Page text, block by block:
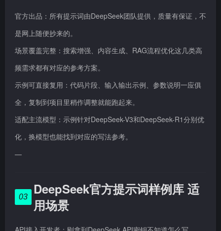
官方出品：所有提示词由DeepSeek团队提供，质量有保证，不
是网上随便抄来的。
场景覆盖完整：搜索增强、内容生成、RAG流程优化这几类高
频需求都有对应的参考方案。
示例可直接复用：代码片段、输入输出示例、参数说明一应俱
全，复制到项目里稍作调整就能跑起来。
适配主流模型：示例针对DeepSeek-V3和DeepSeek-R1分别优
化，换模型也能找到对应的写法参考。
—
03
DeepSeek官方提示词样例库 适
用场景